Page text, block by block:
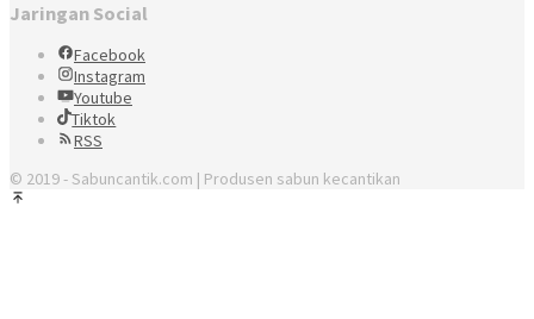
Jaringan Social
Facebook
Instagram
Youtube
Tiktok
RSS
© 2019 - Sabuncantik.com | Produsen sabun kecantikan